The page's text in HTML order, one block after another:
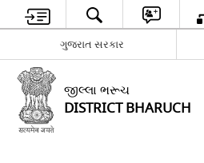
ગુજરાત સરકાર
જીલ્લા ભરૂચ
DISTRICT BHARUCH